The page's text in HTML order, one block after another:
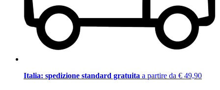
Italia: spedizione standard gratuita a partire da € 49,90